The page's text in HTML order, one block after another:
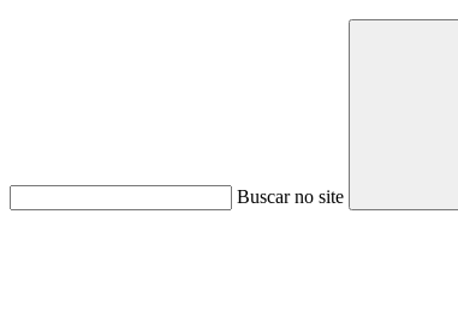
Buscar no site